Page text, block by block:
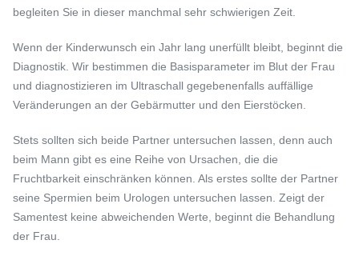
begleiten Sie in dieser manchmal sehr schwierigen Zeit.
Wenn der Kinderwunsch ein Jahr lang unerfüllt bleibt, beginnt die
Diagnostik. Wir bestimmen die Basisparameter im Blut der Frau
und diagnostizieren im Ultraschall gegebenenfalls auffällige
Veränderungen an der Gebärmutter und den Eierstöcken.
Stets sollten sich beide Partner untersuchen lassen, denn auch
beim Mann gibt es eine Reihe von Ursachen, die die
Fruchtbarkeit einschränken können. Als erstes sollte der Partner
seine Spermien beim Urologen untersuchen lassen. Zeigt der
Samentest keine abweichenden Werte, beginnt die Behandlung
der Frau.